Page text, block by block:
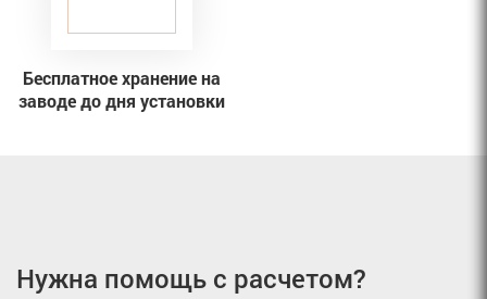
Бесплатное хранение на
заводе до дня установки
Нужна помощь с расчетом?